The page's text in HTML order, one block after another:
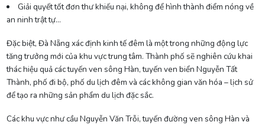
Giải quyết tốt đơn thư khiếu nại, không để hình thành điểm nóng về
an ninh trật tự…
Đặc biệt, Đà Nẵng xác định kinh tế đêm là một trong những động lực
tăng trưởng mới của khu vực trung tâm. Thành phố sẽ nghiên cứu khai
thác hiệu quả các tuyến ven sông Hàn, tuyến ven biển Nguyễn Tất
Thành, phố đi bộ, phố du lịch đêm và các không gian văn hóa – lịch sử
để tạo ra những sản phẩm du lịch đặc sắc.
Các khu vực như cầu Nguyễn Văn Trỗi, tuyến đường ven sông Hàn và